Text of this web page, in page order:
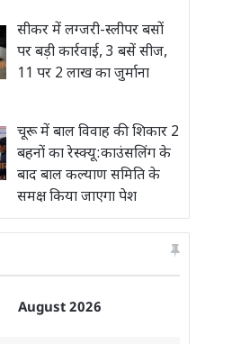
सीकर में लग्जरी-स्लीपर बसों
पर बड़ी कार्रवाई, 3 बसें सीज,
11 पर 2 लाख का जुर्माना
चूरू में बाल विवाह की शिकार 2
बहनों का रेस्क्यू:काउंसलिंग के
बाद बाल कल्याण समिति के
समक्ष किया जाएगा पेश
August 2026